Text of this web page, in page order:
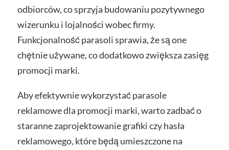
odbiorców, co sprzyja budowaniu pozytywnego
wizerunku i lojalności wobec firmy.
Funkcjonalność parasoli sprawia, że są one
chętnie używane, co dodatkowo zwiększa zasięg
promocji marki.
Aby efektywnie wykorzystać parasole
reklamowe dla promocji marki, warto zadbać o
staranne zaprojektowanie grafiki czy hasła
reklamowego, które będą umieszczone na